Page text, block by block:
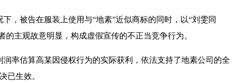
，被告在服装上使用与“地素”近似商标的同时，以“刘雯同
主观故意明显，构成虚假宣传的不正当竞争行为。
率估算高某因侵权行为的实际获利，依法支持了地素公司的全
已生效。